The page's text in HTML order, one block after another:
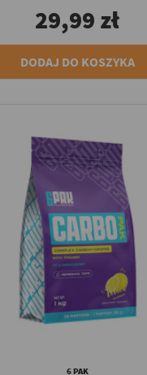
29,99 zł
DODAJ DO KOSZYKA
6 PAK